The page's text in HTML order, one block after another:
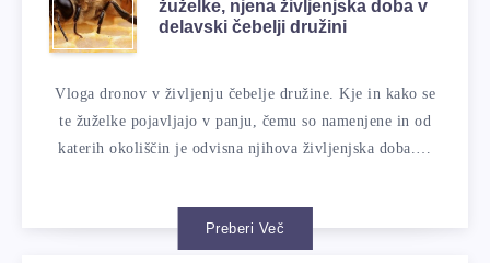
žuželke, njena življenjska doba v
delavski čebelji družini
Vloga dronov v življenju čebelje družine. Kje in kako se
te žuželke pojavljajo v panju, čemu so namenjene in od
katerih okoliščin je odvisna njihova življenjska doba.…
Preberi Več